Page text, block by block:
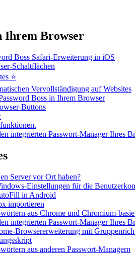
Ihrem Browser
Boss Safari-Erweiterung in iOS
Schaltflächen
⭐
Vervollständigung auf Websites
Boss in Ihrem Browser
Buttons
integrierten Passwort-Manager Ihres
Server vor Ort haben?
Einstellungen für die
in Android
importieren
aus Chrome und Chromium-
integrierten Passwort-Manager Ihres
Browsererweiterung mit
aus anderen Passwort-Managern